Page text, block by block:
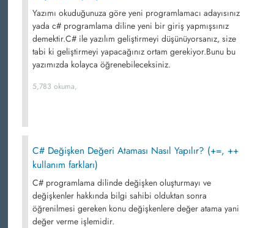
Yazımı okuduğunuza göre yeni programlamacı adayısınız
yada c# programlama diline yeni bir giriş yapmışsınız
demektir.C# ile yazılım geliştirmeyi düşünüyorsanız, size
tabi ki geliştirmeyi yapacağınız ortam gerekiyor.Bunu bu
yazımızda kolayca öğrenebileceksiniz.
5,783 okuma,
C# Değişken Değeri Ataması Nasıl Yapılır? (+=, ++
kullanım farkları)
C# programlama dilinde değişken oluşturmayı ve
değişkenler hakkında bilgi sahibi olduktan sonra
öğrenilmesi gereken konu değişkenlere değer atama yani
değer verme işlemidir.